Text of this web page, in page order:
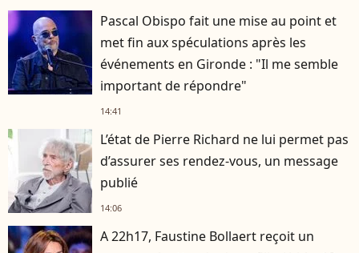
Pascal Obispo fait une mise au point et
met fin aux spéculations après les
événements en Gironde : "Il me semble
important de répondre"
14:41
L’état de Pierre Richard ne lui permet pas
d’assurer ses rendez-vous, un message
publié
14:06
A 22h17, Faustine Bollaert reçoit un